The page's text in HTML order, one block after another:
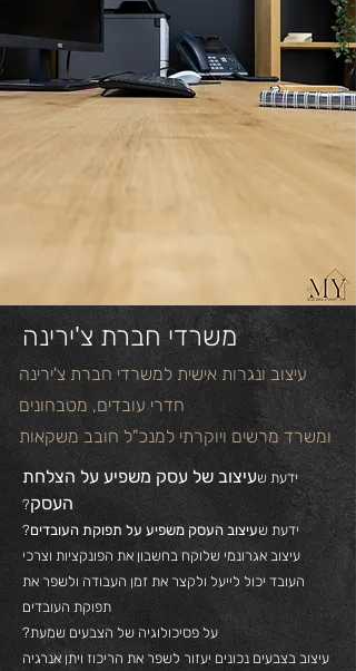
משרדי חברת צ'ירינה
עיצוב ונגרות אישית למשרדי חברת צ'ירינה
חדרי עובדים, מטבחונים
ומשרד מרשים ויוקרתי למנכ"ל חובב משקאות
ידעת שעיצוב של עסק משפיע על הצלחת
העסק?
ידעת שעיצוב העסק משפיע על תפוקת העובדים?
עיצוב אגרונמי שלוקח בחשבון את הפונקציות וצרכי
העובד יכול לייעל ולקצר את זמן העבודה ולשפר את
תפוקת העובדים
על פסיכולוגיה של הצבעים שמעת?
עיצוב בצבעים נכונים יעזור לשפר את הריכוז ויתן אנרגיה